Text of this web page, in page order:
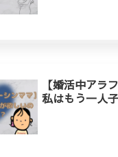
【婚活中アラ
私はもう一人